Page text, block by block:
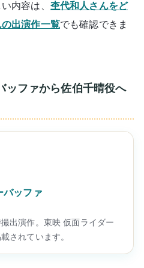
内容は、 杢代和人さんをど
出演作一覧でも確認できま
ッファから佐伯千晴役へ
バッファ
出演作。東映 仮面ライダー
されています。